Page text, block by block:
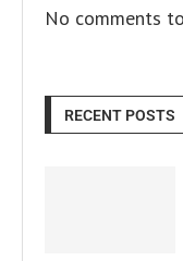
No comments
RECENT POSTS